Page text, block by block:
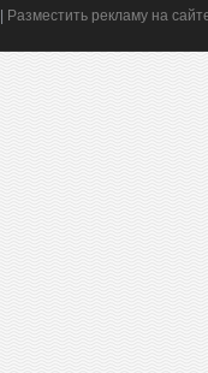
Разместить рекламу на